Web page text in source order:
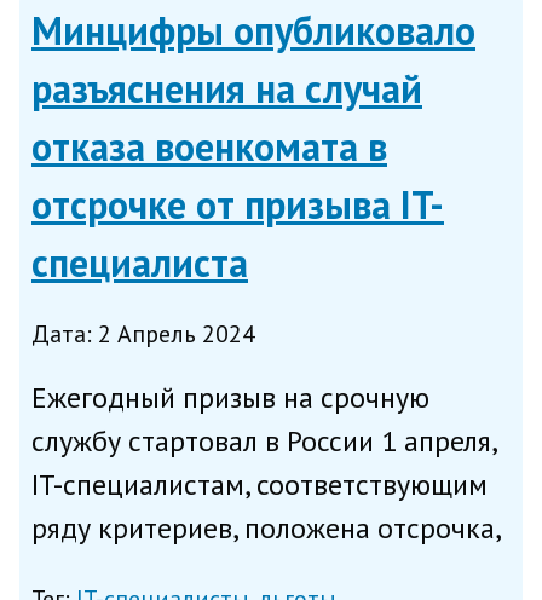
Минцифры опубликовало
разъяснения на случай
отказа военкомата в
отсрочке от призыва IT-
специалиста
Дата: 2 Апрель 2024
Ежегодный призыв на срочную
службу стартовал в России 1 апреля,
IT-специалистам, соответствующим
ряду критериев, положена отсрочка,